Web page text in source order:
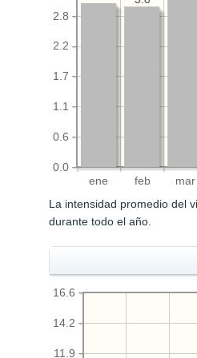
ene feb mar
0.0
0.6
1.1
1.7
2.2
2.8
La intensidad promedio del
durante todo el año.
11.9
14.2
16.6